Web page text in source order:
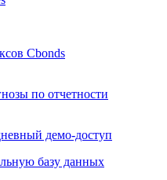
Cbonds
по отчетности
демо-доступ
базу данных